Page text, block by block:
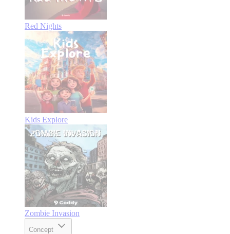
Red Nights
Kids Explore
Zombie Invasion
Concept